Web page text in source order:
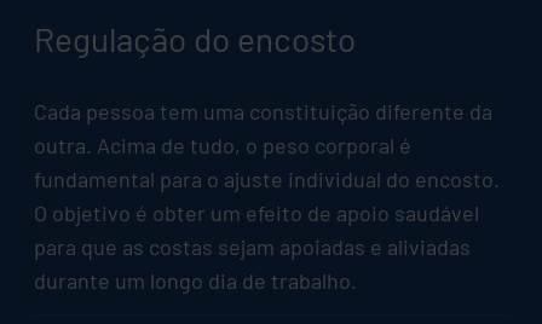
Regulação do encosto
Cada pessoa tem uma constituição diferente da
outra. Acima de tudo, o peso corporal é
fundamental para o ajuste individual do encosto.
O objetivo é obter um efeito de apoio saudável
para que as costas sejam apoiadas e aliviadas
durante um longo dia de trabalho.